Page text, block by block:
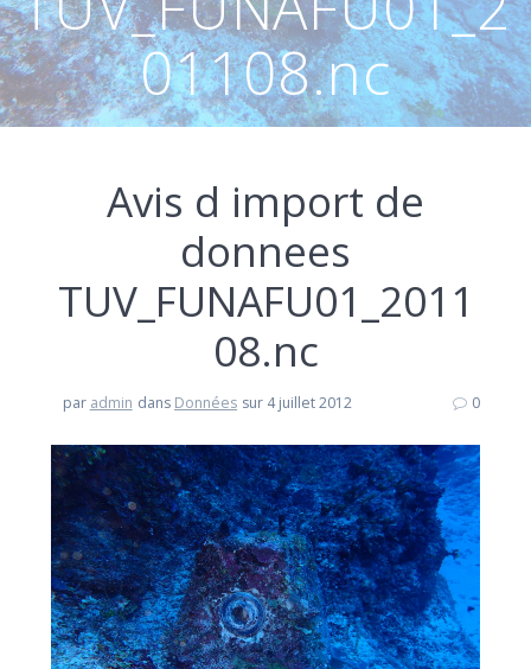
01108.nc
Avis d import de
donnees
TUV_FUNAFU01_2011
08.nc
par admin dans Données sur 4 juillet 2012 0